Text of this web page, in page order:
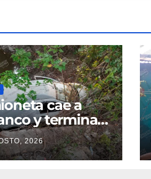
cae a
y termina
de una poza
sale con
2026